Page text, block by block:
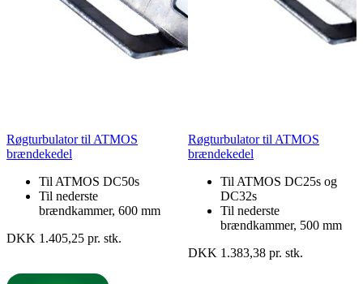
Røgturbulator til ATMOS
brændekedel
Til ATMOS DC50s
Til nederste
brændkammer, 600 mm
DKK 1.405,25 pr. stk.
Røgturbulator til ATMOS
brændekedel
Til ATMOS DC25s og
DC32s
Til nederste
brændkammer, 500 mm
DKK 1.383,38 pr. stk.